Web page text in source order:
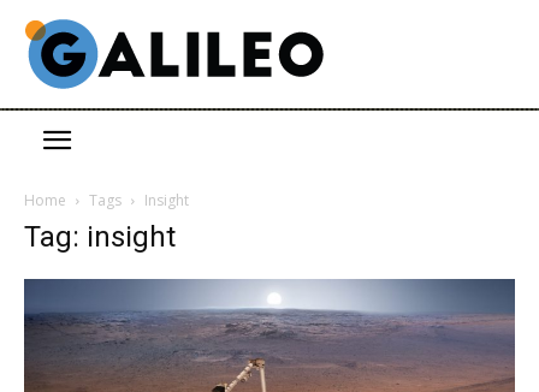
Home Tags Insight
Tag: insight